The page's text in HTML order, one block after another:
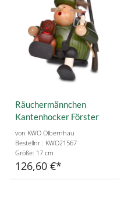
Räuchermännchen
Kantenhocker Förster
von KWO Olbernhau
Bestellnr.: KWO21567
Größe: 17 cm
126,60 €